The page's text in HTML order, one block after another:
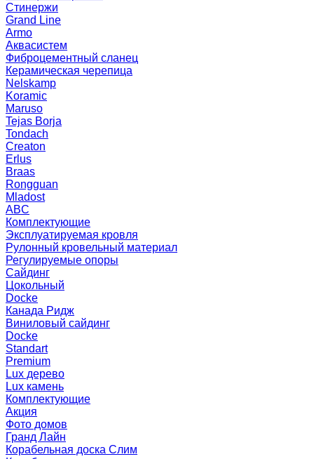
Стинержи
Grand Line
Armo
Аквасистем
Фиброцементный сланец
Керамическая черепица
Nelskamp
Koramic
Maruso
Tejas Borja
Tondach
Creaton
Erlus
Braas
Rongguan
Mladost
ABC
Комплектующие
Эксплуатируемая кровля
Рулонный кровельный материал
Регулируемые опоры
Сайдинг
Цокольный
Docke
Канада Ридж
Виниловый сайдинг
Docke
Standart
Premium
Lux дерево
Lux камень
Комплектующие
Акция
Фото домов
Гранд Лайн
Корабельная доска Слим